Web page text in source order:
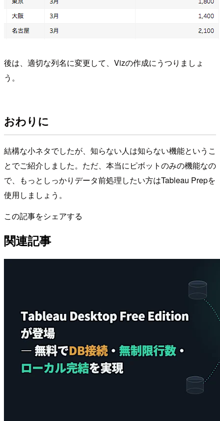
後は、適切な列名に変更して、Vizの作成にうつりましょ
う。
おわりに
結構な小ネタでしたが、知らない人は知らない機能というこ
とでご紹介しました。ただ、本当にピボットのみの機能なの
で、もっとしっかりデータ前処理したい方はTableau Prepを
使用しましょう。
この記事をシェアする
関連記事